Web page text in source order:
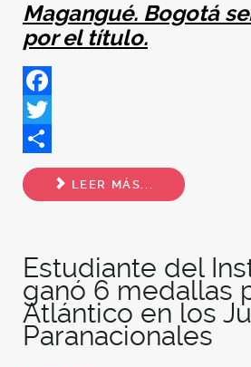
Magangué. Bogotá
por el título.
Facebook
Twitter
Share
LEER MÁS...
Estudiante del
ganó 6 medallas
Atlántico en los
Paranacionales